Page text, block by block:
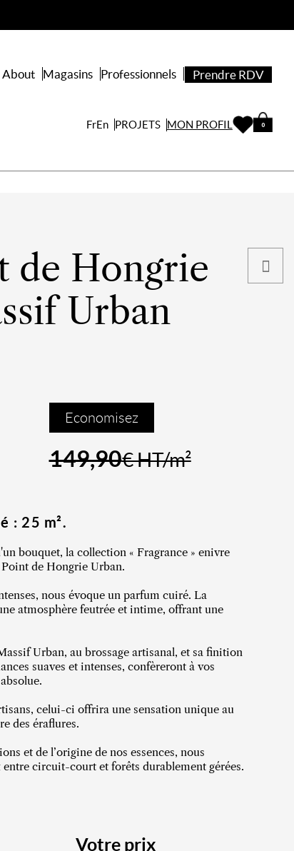
About Magasins Professionnels Prendre RDV
FrEn PROJETS MON PROFIL 0
de Hongrie
Urban
149,90€ HT/m²
Economisez
: 25 m².
bouquet, la collection « Fragrance » enivre
de Hongrie Urban.
nous évoque un parfum cuiré. La
atmosphère feutrée et intime, offrant une
Urban, au brossage artisanal, et sa finition
suaves et intenses, confèreront à vos
celui-ci offrira une sensation unique au
des éraflures.
et de l’origine de nos essences, nous
circuit-court et forêts durablement gérées.
Votre prix